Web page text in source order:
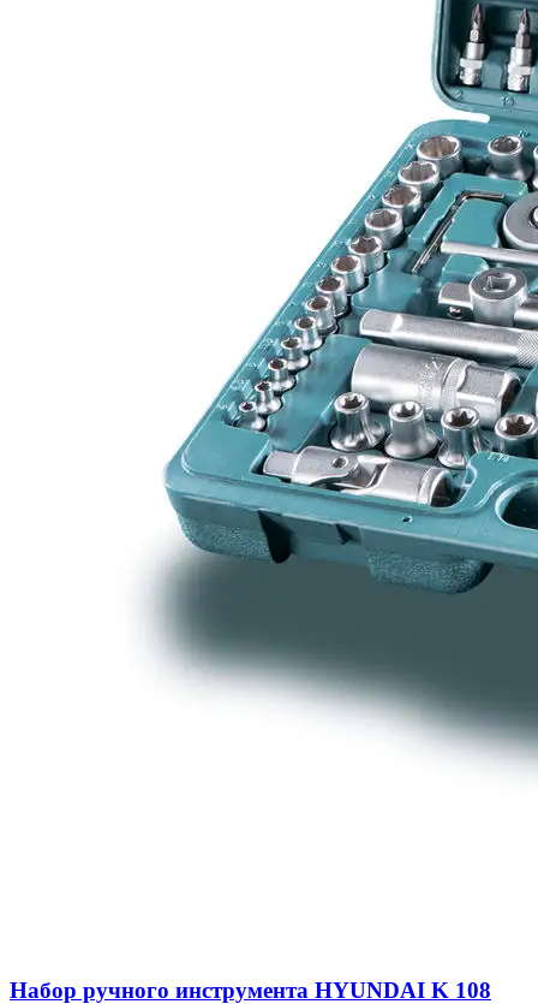
Набор ручного инструмента HYUNDAI K 108